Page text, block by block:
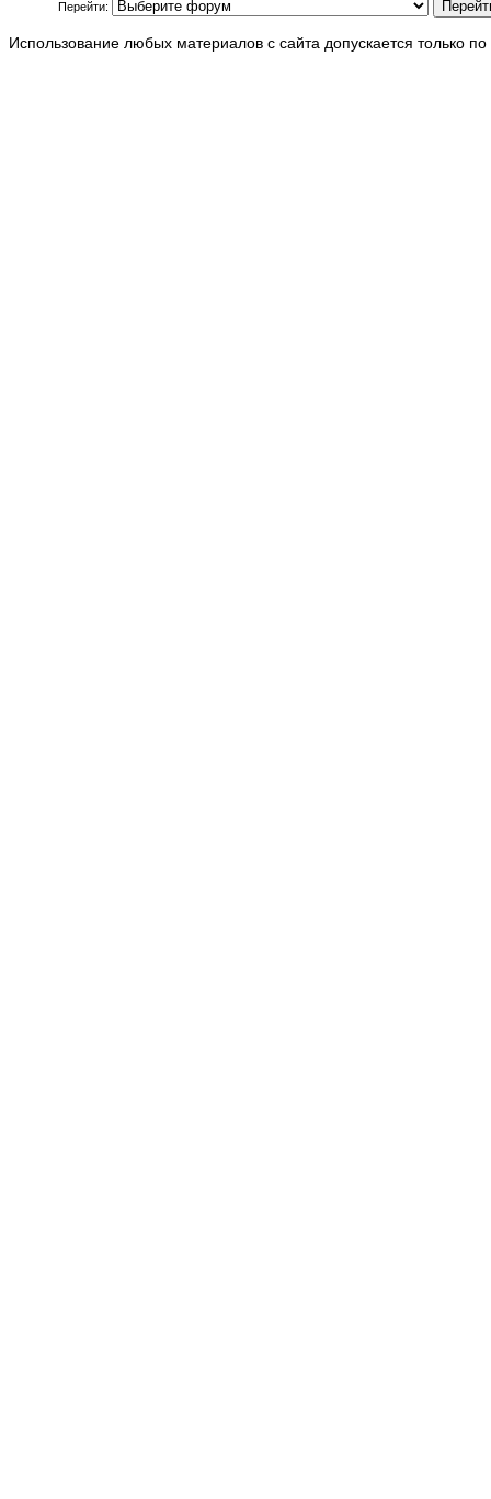
Перейти:
Использование любых материалов с сайта допускается только